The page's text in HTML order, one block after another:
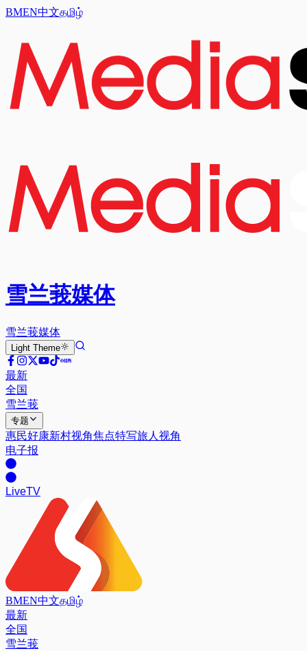
BMEN中文தமிழ்
雪兰莪媒体
雪兰莪媒体
Light Theme
最新
全国
雪兰莪
专题
惠民好康新村视角焦点特写旅人视角
电子报
LiveTV
BMEN中文தமிழ்
最新
全国
雪兰莪